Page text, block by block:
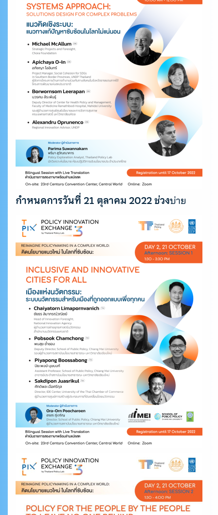
Search
for:
กำหนดการวันที่ 21 ตุลาคม 2022 ช่วงบ่าย